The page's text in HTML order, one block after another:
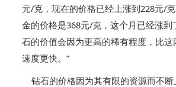
元/克，现在的价格已经上涨到228元/
金的价格是368元/克，这个月已经涨到
石的价值会因为更高的稀有程度，比这
速度更快。”
钻石的价格因为其有限的资源而不断